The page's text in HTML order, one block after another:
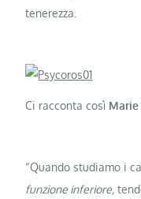
tenerezza.
Ci racconta così Marie
“Quando studiamo i
funzione inferiore,